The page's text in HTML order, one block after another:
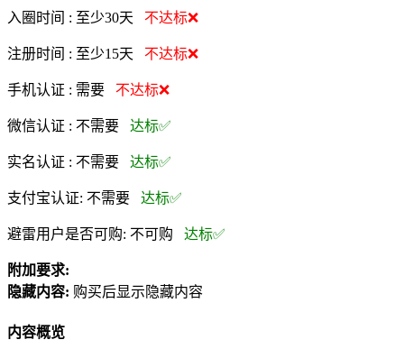
入圈时间 : 至少30天 不达标❌
注册时间 : 至少15天 不达标❌
手机认证 : 需要 不达标❌
微信认证 : 不需要 达标✅
实名认证 : 不需要 达标✅
支付宝认证: 不需要 达标✅
避雷用户是否可购: 不可购 达标✅
附加要求:
隐藏内容: 购买后显示隐藏内容
内容概览